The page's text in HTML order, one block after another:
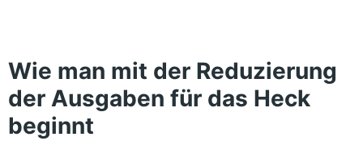
Wie man mit der Reduzierung
der Ausgaben für das Heck
beginnt